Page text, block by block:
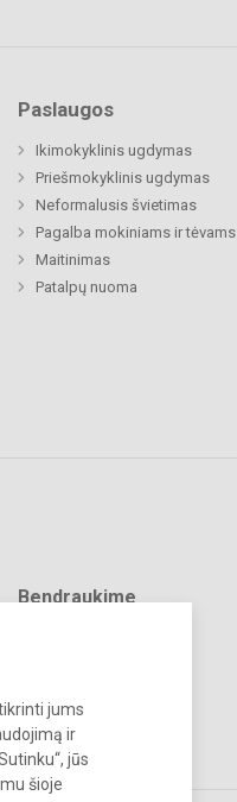
jums
ir
jūs
šioje
Paslaugos
Ikimokyklinis ugdymas
Priešmokyklinis ugdymas
Neformalusis švietimas
Pagalba mokiniams ir tėvams
Maitinimas
Patalpų nuoma
Bendraukime